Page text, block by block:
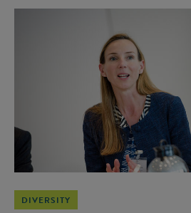
DIVERSITY